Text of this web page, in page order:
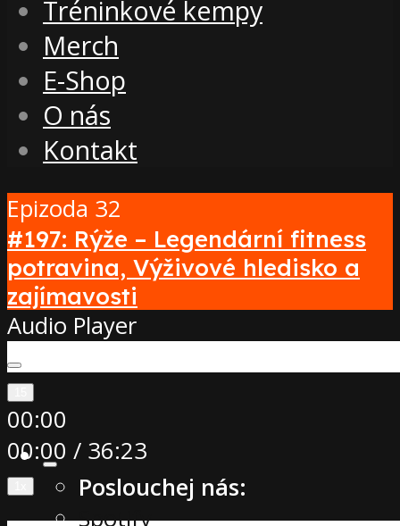
Tréninkové kempy
Merch
E-Shop
O nás
Kontakt
Epizoda 32
#197: Rýže – Legendární fitness
potravina, Výživové hledisko a
zajímavosti
Audio Player
00:00
00:00 / 36:23
Poslouchej nás:
Spotify